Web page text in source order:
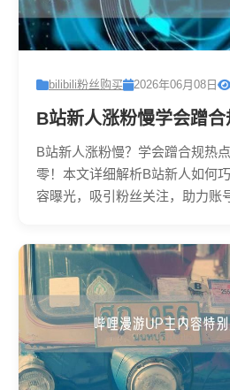
bilibili粉丝购买 2026年06月08日
B站新人涨粉慢学会蹭
B站新人涨粉慢？学会蹭合规热
零！本文详细解析B站新人如何
容曝光，吸引粉丝关注，助力账